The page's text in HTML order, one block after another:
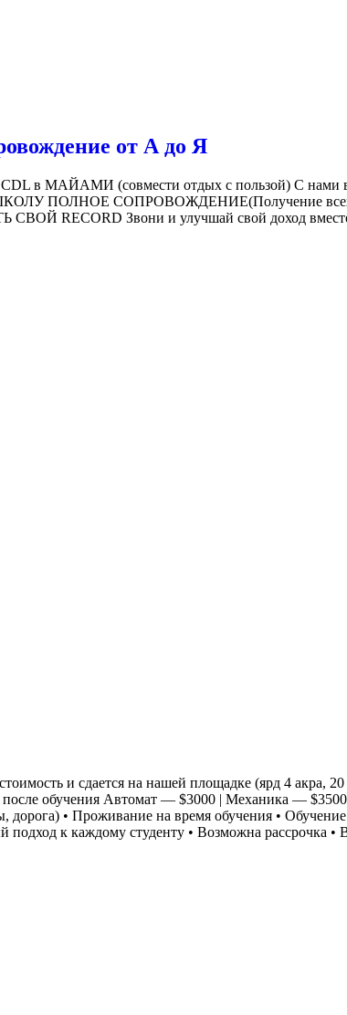
от А до Я
(совмести отдых с пользой) С нами
ПОЛНОЕ СОПРОВОЖДЕНИЕ(Получение всех
Звони и улучшай свой доход
и сдается на нашей площадке (ярд 4 акра,
обучения Автомат — $3000 | Механика —
• Проживание на время обучения •
к каждому студенту • Возможна рассрочка